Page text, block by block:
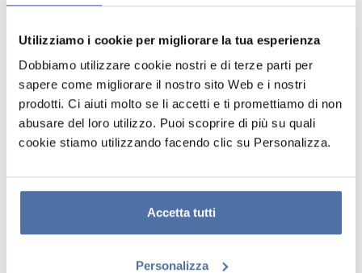
Utilizziamo i cookie per migliorare la tua esperienza
Dobbiamo utilizzare cookie nostri e di terze parti per
sapere come migliorare il nostro sito Web e i nostri
prodotti. Ci aiuti molto se li accetti e ti promettiamo di non
abusare del loro utilizzo. Puoi scoprire di più su quali
cookie stiamo utilizzando facendo clic su Personalizza.
Accetta tutti
Personalizza
QUADERNO DA VIAGGIO HARRY
POTTER
Taccuino da viaggio con copertina morbida in poliuretano. Include uno
spazio per tessere, due libricini sostituibili da 80 fogli (160 pagine) con
due diversi tipi di fogli (puntinato e a righe) e una tasca interna sul